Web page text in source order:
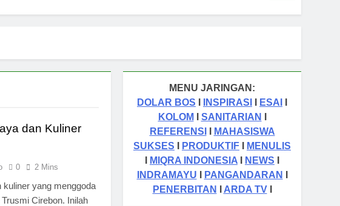
dan Kuliner
0 2 Mins
kuliner yang menggoda
Cirebon. Inilah
MENU JARINGAN:
DOLAR BOS
INSPIRASI ESAI
KOLOM
SANITARIAN
REFERENSI
MAHASISWA
SUKSES
PRODUKTIF
MENULIS
MIQRA INDONESIA NEWS
INDRAMAYU
PANGANDARAN
PENERBITAN
ARDA TVI